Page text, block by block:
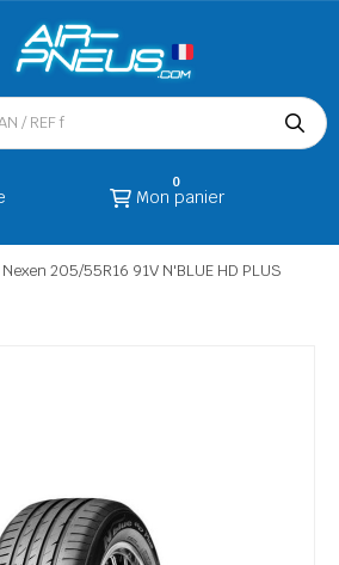
Mon panier
0
205/55R16 91V N'BLUE HD PLUS